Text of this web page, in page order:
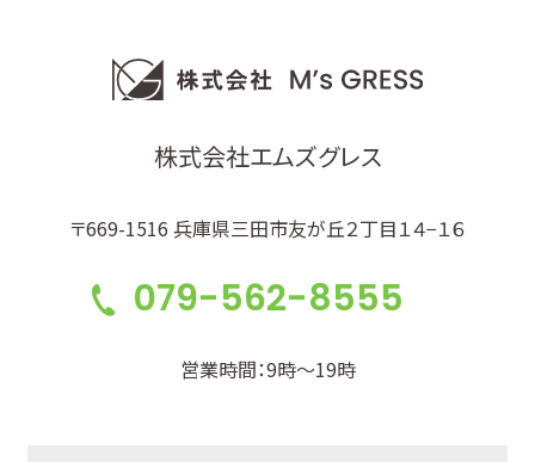
株式会社エムズグレス
〒669-1516 兵庫県三田市友が丘２丁目１４−１６
079-562-8555
営業時間：9時～19時